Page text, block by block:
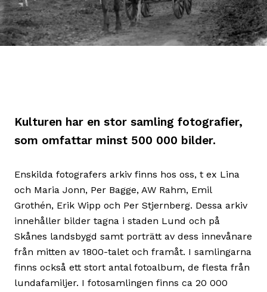
Kulturen har en stor samling fotografier,
som omfattar minst 500 000 bilder.
Enskilda fotografers arkiv finns hos oss, t ex Lina
och Maria Jonn, Per Bagge, AW Rahm, Emil
Grothén, Erik Wipp och Per Stjernberg. Dessa arkiv
innehåller bilder tagna i staden Lund och på
Skånes landsbygd samt porträtt av dess innevånare
från mitten av 1800-talet och framåt. I samlingarna
finns också ett stort antal fotoalbum, de flesta från
lundafamiljer. I fotosamlingen finns ca 20 000